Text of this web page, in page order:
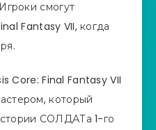
смогут
Fantasy VII, когда
Core: Final Fantasy VII
который
СОЛДАТа 1-го